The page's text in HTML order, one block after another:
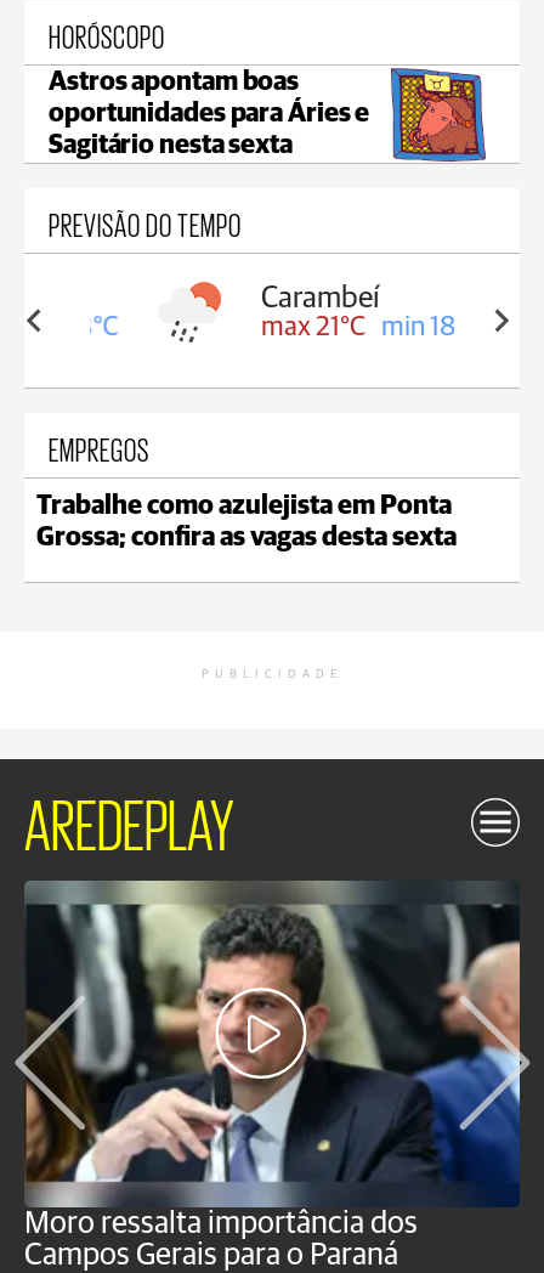
HORÓSCOPO
Astros apontam boas
oportunidades para Áries e
Sagitário nesta sexta
PREVISÃO DO TEMPO
18°C
Carambeí
max 21°C min 18°C
EMPREGOS
Trabalhe como azulejista em Ponta
Grossa; confira as vagas desta sexta
PUBLICIDADE
AREDEPLAY
Moro ressalta importância dos
Campos Gerais para o Paraná